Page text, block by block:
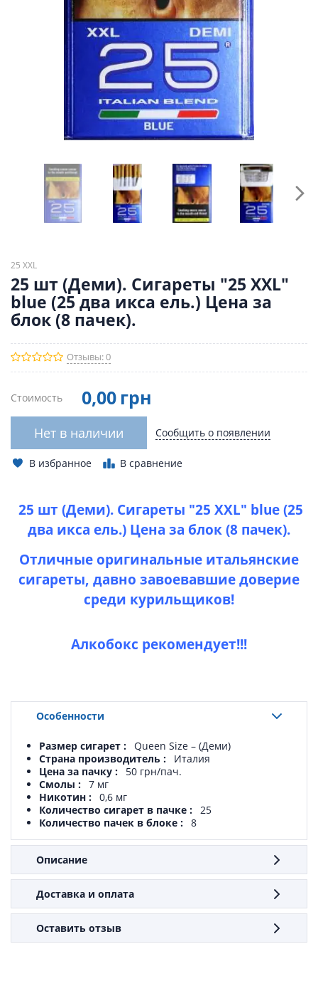
25 XXL
25 шт (Деми). Сигареты "25 XXL"
blue (25 два икса ель.) Цена за
блок (8 пачек).
Отзывы: 0
Стоимость 0,00 грн
Нет в наличии Сообщить о появлении
В избранное В сравнение
25 шт (Деми). Сигареты "25 XXL" blue (25
два икса ель.) Цена за блок (8 пачек).
Отличные оригинальные итальянские
сигареты, давно завоевавшие доверие
среди курильщиков!
Алкобокс рекомендует!!!
Особенности
Размер сигарет
Queen Size – (Деми)
Страна производитель
Италия
Цена за пачку
50 грн/пач.
Смолы
7 мг
Никотин
0,6 мг
Количество сигарет в пачке
25
Количество пачек в блоке
8
Описание
Доставка и оплата
Оставить отзыв